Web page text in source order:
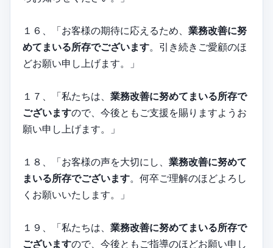
１６、「お客様の期待に応えるため、 業務改善に努
めてまいる所存でございます。引き続きご愛顧のほ
どお願い申し上げます。」
１７、「私たちは、 業務改善に努めてまいる所存で
ございますので、今後ともご支援を賜りますようお
願い申し上げます。」
１８、「お客様の声を大切にし、 業務改善に努めて
まいる所存でございます。何卒ご理解のほどよろし
くお願いいたします。」
１９、「私たちは、 業務改善に努めてまいる所存で
ございますので、今後ともご指導のほどお願い申し